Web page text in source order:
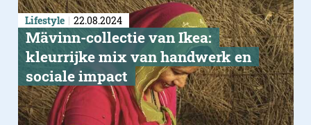
Lifestyle 22.08.2024
Mävinn-collectie van Ikea:
kleurrijke mix van handwerk en
sociale impact